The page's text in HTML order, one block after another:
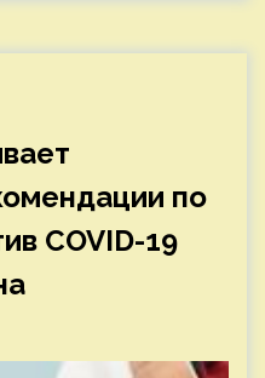
по
COVID-19